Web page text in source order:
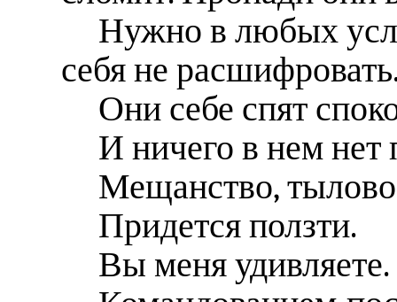
Нужно в любых
себя не
Они себе спят
И ничего в нем нет
Мещанство,
Придется ползти.
Вы меня удивляете.